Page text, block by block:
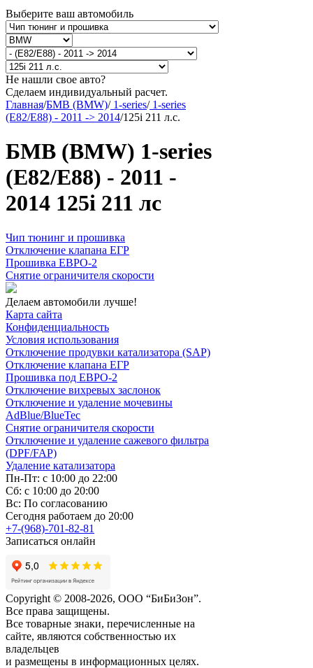
Выберите ваш автомобиль
Не нашли свое авто?
Сделаем индивидуальный расчет.
Главная/БМВ (BMW)/1-series/1-series
(E82/E88) - 2011 -> 2014/125i 211 л.с.
БМВ (BMW) 1-series
(E82/E88) - 2011 -
2014 125i 211 лс
Чип тюнинг и прошивка
Отключение клапана ЕГР
Прошивка ЕВРО-2
Снятие ограничителя скорости
Делаем автомобили лучше!
Карта сайта
Конфиденциальность
Условия использования
Отключение продувки катализатора (SAP)
Отключение клапана ЕГР
Прошивка под ЕВРО-2
Отключение вихревых заслонок
Отключение и удаление мочевины
AdBlue/BlueTec
Снятие ограничителя скорости
Отключение и удаление сажевого фильтра
(DPF/FAP)
Удаление катализатора
Пн-Пт: с 10:00 до 22:00
Сб: с 10:00 до 20:00
Вс: По согласованию
Сегодня работаем до 20:00
+7-(968)-701-82-81
Записаться онлайн
Copyright © 2008-2026, ООО “БиБиЗон”.
Все права защищены.
Все товарные знаки, перечисленные на
сайте, являются собственностью их
владельцев
и размещены в информационных целях.